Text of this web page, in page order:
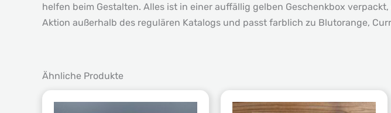
helfen beim Gestalten. Alles ist in einer auffällig gelben Geschenkbox
Aktion außerhalb des regulären Katalogs und passt farblich zu Blutorange,
Ähnliche Produkte